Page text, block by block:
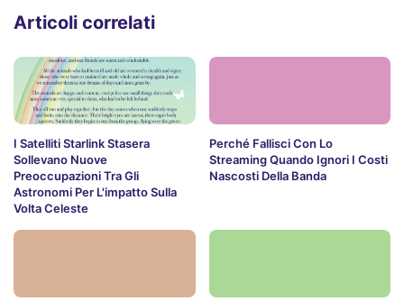
Articoli correlati
I Satelliti Starlink Stasera
Sollevano Nuove
Preoccupazioni Tra Gli
Astronomi Per L'impatto Sulla
Volta Celeste
Perché Fallisci Con Lo
Streaming Quando Ignori I Costi
Nascosti Della Banda